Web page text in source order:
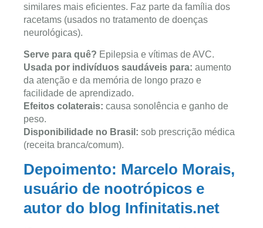
similares mais eficientes. Faz parte da família dos
racetams (usados no tratamento de doenças
neurológicas).
Serve para quê? Epilepsia e vítimas de AVC.
Usada por indivíduos saudáveis para: aumento
da atenção e da memória de longo prazo e
facilidade de aprendizado.
Efeitos colaterais: causa sonolência e ganho de
peso.
Disponibilidade no Brasil: sob prescrição médica
(receita branca/comum).
Depoimento: Marcelo Morais,
usuário de nootrópicos e
autor do blog Infinitatis.net